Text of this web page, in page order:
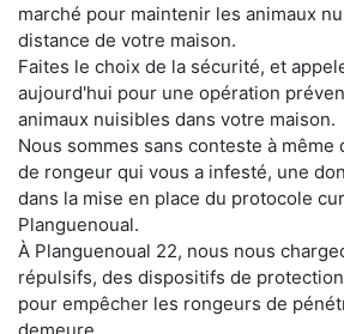
marché pour maintenir les animaux
distance de votre maison.
Faites le choix de la sécurité, et
aujourd'hui pour une opération
animaux nuisibles dans votre maison.
Nous sommes sans conteste à
de rongeur qui vous a infesté, une
dans la mise en place du protocole
Planguenoual.
À Planguenoual 22, nous nous
répulsifs, des dispositifs de
pour empêcher les rongeurs de